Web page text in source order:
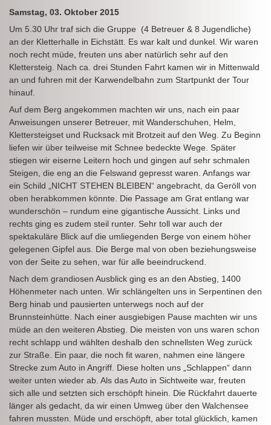
Samstag, 03. Oktober 2015
Um 5.30 Uhr traf sich die Gruppe (4 Betreuer & 8 Jugendliche)
an der Kletterhalle in Eichstätt. Es war kalt und dunkel. Wir waren
noch recht müde, freuten uns aber natürlich sehr auf den
Klettersteig. Nach ca. drei Stunden Fahrt kamen wir in Mittenwald
an und fuhren mit der Karwendelbahn zum Startpunkt der Tour
hinauf.
Auf dem Berg angekommen machten wir uns, nach ein paar
Anweisungen unserer Betreuer, mit Wanderschuhen, Helm,
Klettersteigset und Rucksack mit Brotzeit auf den Weg. Zu Beginn
liefen wir über teilweise mit Schnee bedeckte Wege. Später
stiegen wir eiserne Leitern hoch und gingen auf sehr schmalen
Steigen, die eng an die Felswand gepresst waren. Anfangs war
ein Schild „NICHT STEHEN BLEIBEN“ angebracht, da Geröll von
oben herabkommen könnte. Die Passage am Grat entlang war
wunderschön – rundum eine gigantische Aussicht. Links und
rechts ging es zudem steil runter. Sehr toll war auch der
spektakuläre Blick auf die umliegenden Berge von einem höher
gelegenen Gipfel aus. Die Berge mal von oben beziehungsweise
von der Seite zu sehen, war für alle beeindruckend.
Nach dem grandiosen Ausblick ging es an den Abstieg, 1400
Höhenmeter nach unten. Wir schlängelten uns in Serpentinen den
Berg hinab und pausierten unterwegs noch auf der
Brunnsteinhütte. Nach einer ausgiebigen Pause machten wir uns
müde an den weiteren Abstieg. Die meisten von uns waren schon
recht schlapp und wählten deshalb den schnellsten Weg zurück
zur Straße. Ein paar, die noch fit waren, nahmen eine längere
Strecke zum Auto in Angriff. Diese holten uns „Schlappen“ dann
weiter unten wieder ab. Als das Auto in Sichtweite war, freuten
sich alle und setzten sich erschöpft hinein. Die Rückfahrt dauerte
länger als gedacht, da wir einen Umweg über den Walchensee
fahren mussten. Müde und erschöpft, aber total glücklich, kamen